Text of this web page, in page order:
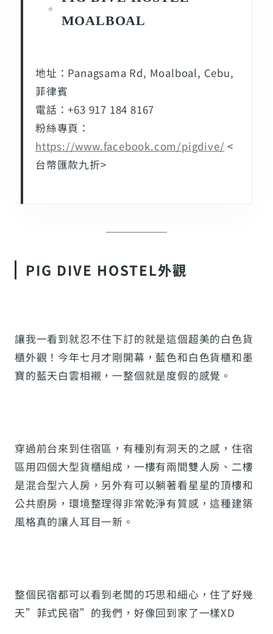
MOALBOAL
地址：Panagsama Rd, Moalboal, Cebu,
菲律賓
電話：+63 917 184 8167
粉絲專頁：
https://www.facebook.com/pigdive/ <
台幣匯款九折>
PIG DIVE HOSTEL外觀
讓我一看到就忍不住下訂的就是這個超美的白色貨
櫃外觀！今年七月才剛開幕，藍色和白色貨櫃和墨
寶的藍天白雲相襯，一整個就是度假的感覺。
穿過前台來到住宿區，有種別有洞天的之感，住宿
區用四個大型貨櫃組成，一樓有兩間雙人房、二樓
是混合型六人房，另外有可以躺著看星星的頂樓和
公共廚房，環境整理得非常乾淨有質感，這種建築
風格真的讓人耳目一新。
整個民宿都可以看到老闆的巧思和細心，住了好幾
天”菲式民宿”的我們，好像回到家了一樣XD